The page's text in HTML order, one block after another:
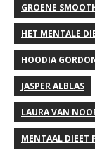
GROENE
HET MENTALE
HOODIA
JASPER ALBLAS
LAURA VAN
MENTAAL DIEET